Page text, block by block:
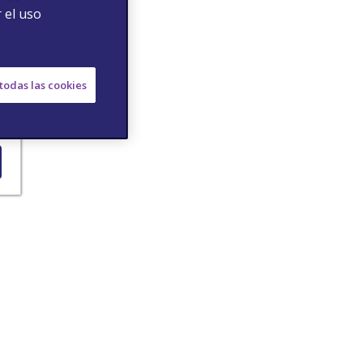
el uso
las cookies